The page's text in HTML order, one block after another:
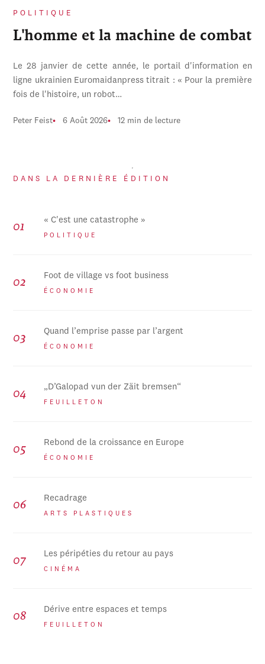
POLITIQUE
L'homme et la machine de combat
Le 28 janvier de cette année, le portail d'information en
ligne ukrainien Euromaidanpress titrait : « Pour la première
fois de l'histoire, un robot…
Peter Feist 6 Août 2026 12 min de lecture
DANS LA DERNIÈRE ÉDITION
« C'est une catastrophe »
POLITIQUE
Foot de village vs foot business
ÉCONOMIE
Quand l’emprise passe par l’argent
ÉCONOMIE
„D’Galopad vun der Zäit bremsen“
FEUILLETON
Rebond de la croissance en Europe
ÉCONOMIE
Recadrage
ARTS PLASTIQUES
Les péripéties du retour au pays
CINÉMA
Dérive entre espaces et temps
FEUILLETON